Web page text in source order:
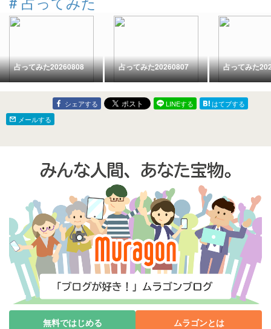
占ってみた20260808 占ってみた20260807 占ってみた
シェアする LINEする
はてブする
メールする
無料ではじめる ムラゴンとは